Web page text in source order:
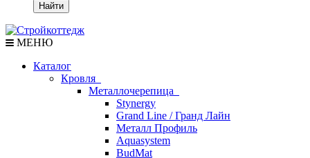
Найти
МЕНЮ
Каталог
Кровля
Металлочерепица
Stynergy
Grand Line / Гранд Лайн
Металл Профиль
Aquasystem
BudMat